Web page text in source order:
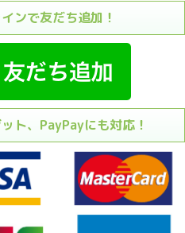
ンで友だち追加！
ト、PayPayにも対応！